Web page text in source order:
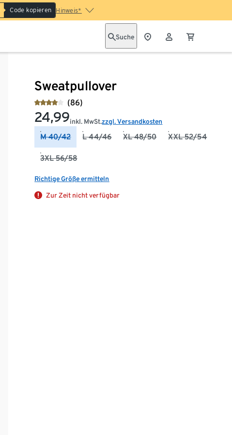
Code kopieren Hinweis*
Suche
Sweatpullover
(86)
24,99inkl. MwSt.zzgl. Versandkosten
M 40/42 L 44/46 XL 48/50 XXL 52/54
3XL 56/58
Richtige Größe ermitteln
Zur Zeit nicht verfügbar